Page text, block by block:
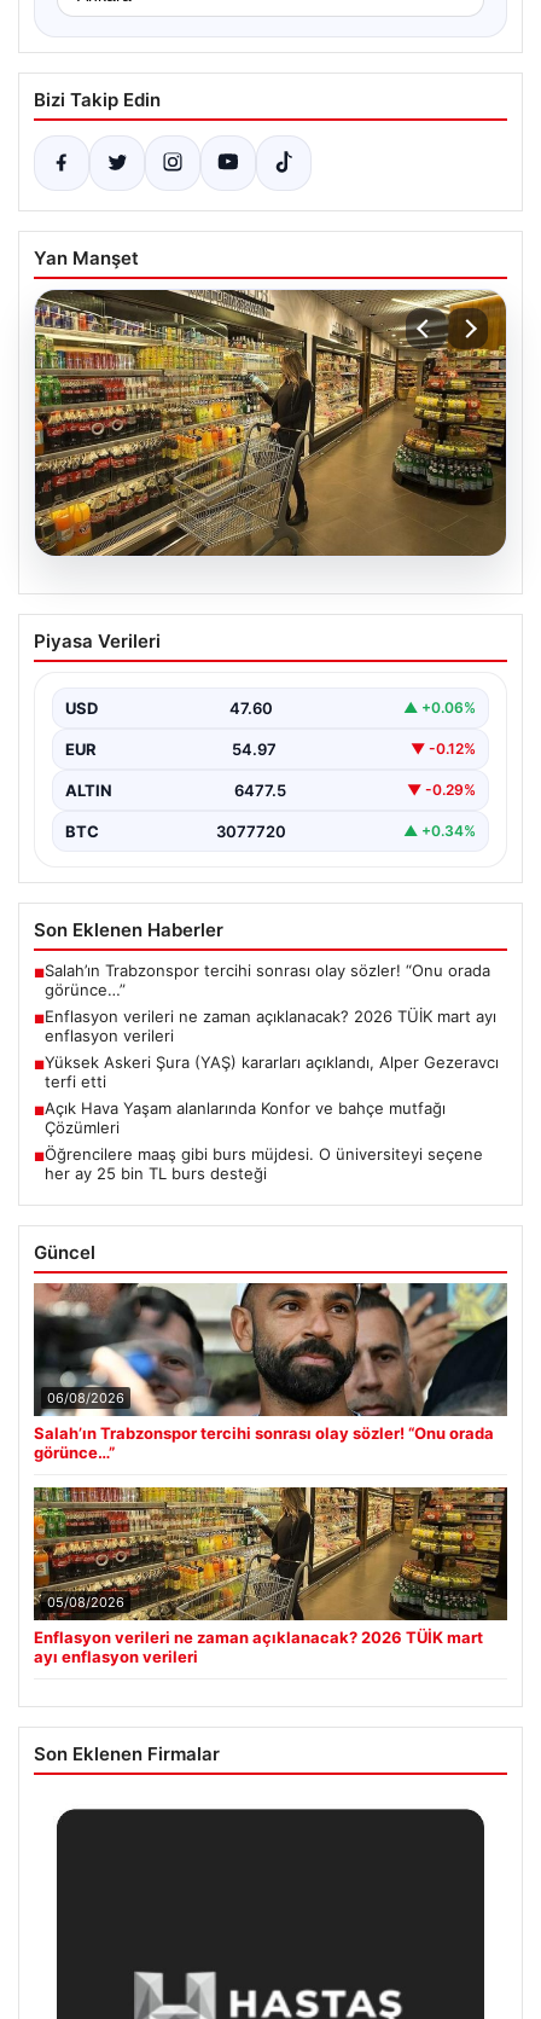
Bizi Takip Edin
Yan Manşet
Enflasyon verileri ne zaman
açıklanacak? 2026 TÜİK mart ayı
Piyasa Verileri
USD 47.60 ▲ +0.06%
EUR 54.97 ▼ -0.12%
ALTIN 6477.5 ▼ -0.29%
BTC 3077720 ▲ +0.34%
Son Eklenen Haberler
■Salah’ın Trabzonspor tercihi sonrası olay sözler! “Onu orada
görünce…”
■Enflasyon verileri ne zaman açıklanacak? 2026 TÜİK mart ayı
enflasyon verileri
■Yüksek Askeri Şura (YAŞ) kararları açıklandı, Alper Gezeravcı
terfi etti
■Açık Hava Yaşam alanlarında Konfor ve bahçe mutfağı
Çözümleri
■Öğrencilere maaş gibi burs müjdesi. O üniversiteyi seçene
her ay 25 bin TL burs desteği
Güncel
06/08/2026
Salah’ın Trabzonspor tercihi sonrası olay sözler! “Onu orada
görünce…”
05/08/2026
Enflasyon verileri ne zaman açıklanacak? 2026 TÜİK mart
ayı enflasyon verileri
Son Eklenen Firmalar